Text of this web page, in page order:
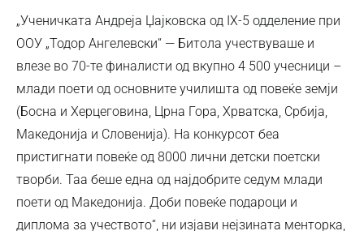
„Ученичката Андреја Џајковска од IX-5 одделение при
ООУ „Тодор Ангелевски“ — Битола учествуваше и
влезе во 70-те финалисти од вкупно 4 500 учесници –
млади поети од основните училишта од повеќе земји
(Босна и Херцеговина, Црна Гора, Хрватска, Србија,
Македонија и Словенија). На конкурсот беа
пристигнати повеќе од 8000 лични детски поетски
творби. Таа беше една од најдобрите седум млади
поети од Македонија. Доби повеќе подароци и
диплома за учеството“, ни изјави нејзината менторка,